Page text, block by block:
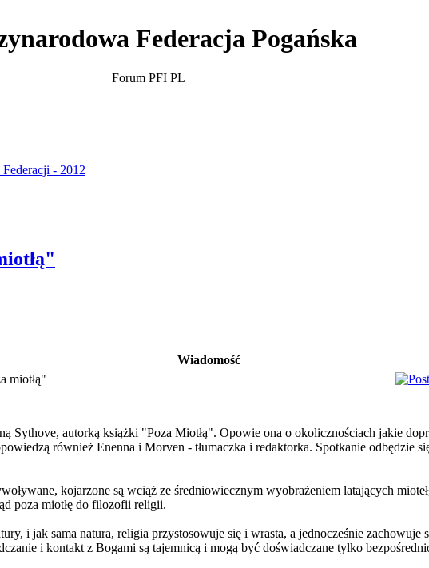
Federacja Pogańska
Forum PFI PL
Federacji - 2012
Wiadomość
miotłą"
Sythove, autorką książki "Poza Miotłą". Opowie ona o okolicznościach jakie
również Enenna i Morven - tłumaczka i redaktorka. Spotkanie odbędzie
kojarzone są wciąż ze średniowiecznym wyobrażeniem latających
poza miotłę do filozofii religii.
i jak sama natura, religia przystosowuje się i wrasta, a jednocześnie
i kontakt z Bogami są tajemnicą i mogą być doświadczane tylko